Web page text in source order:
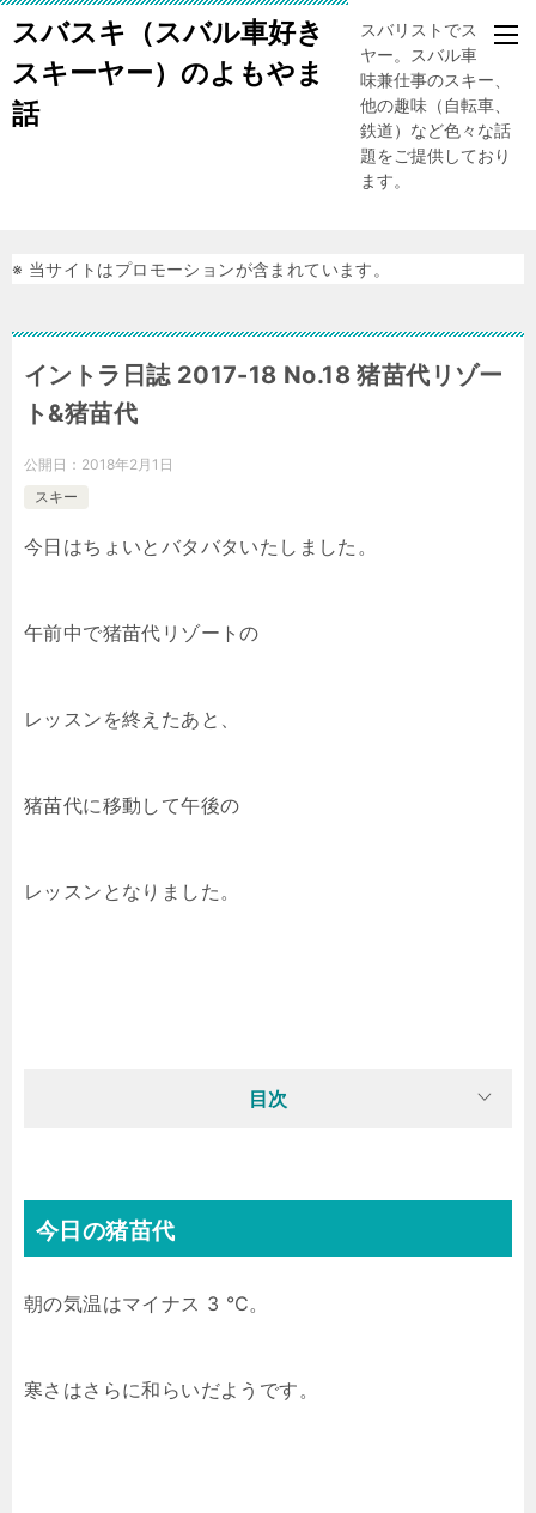
スバスキ（スバル車好き
スキーヤー）のよもやま
話
スバリストでスキー
ヤー。スバル車、趣
味兼仕事のスキー、
他の趣味（自転車、
鉄道）など色々な話
題をご提供しており
ます。
※ 当サイトはプロモーションが含まれています。
イントラ日誌 2017-18 No.18 猪苗代リゾー
ト&猪苗代
公開日： 2018年2月1日
スキー
今日はちょいとバタバタいたしました。
午前中で猪苗代リゾートの
レッスンを終えたあと、
猪苗代に移動して午後の
レッスンとなりました。
目次
今日の猪苗代
朝の気温はマイナス 3 ℃。
寒さはさらに和らいだようです。